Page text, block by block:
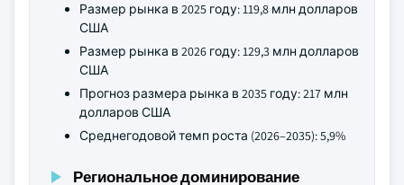
Размер рынка в 2025 году: 119,8 млн долларов
США
Размер рынка в 2026 году: 129,3 млн долларов
США
Прогноз размера рынка в 2035 году: 217 млн
долларов США
Среднегодовой темп роста (2026–2035): 5,9%
Региональное доминирование